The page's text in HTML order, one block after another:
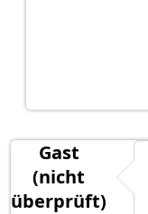
Gast
(nicht
überprüft)